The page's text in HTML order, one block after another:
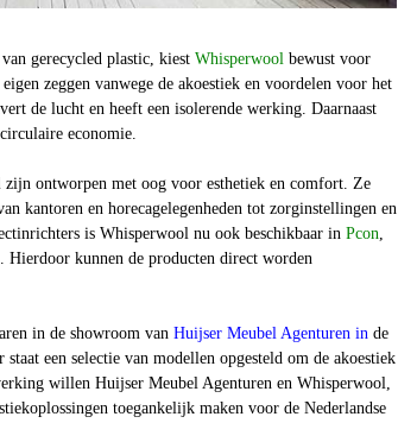
gerecycled plastic, kiest Whisperwool bewust voor
zeggen vanwege de akoestiek en voordelen voor het
de lucht en heeft een isolerende werking. Daarnaast
economie.
zijn ontworpen met oog voor esthetiek en comfort. Ze
kantoren en horecagelegenheden tot zorginstellingen en
is Whisperwool nu ook beschikbaar in Pcon,
kunnen de producten direct worden
in de showroom van Huijser Meubel Agenturen in de
een selectie van modellen opgesteld om de akoestiek
willen Huijser Meubel Agenturen en Whisperwool,
toegankelijk maken voor de Nederlandse